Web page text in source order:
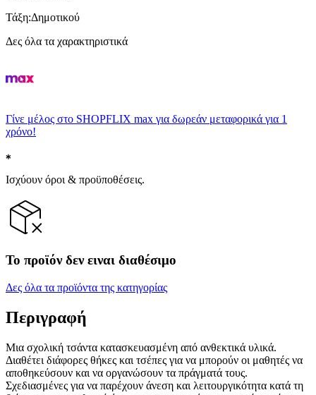
Τάξη:Δημοτικού
Δες όλα τα χαρακτηριστικά
Γίνε μέλος στο SHOPFLIX max για δωρεάν μεταφορικά για 1
χρόνο!
Ισχύουν όροι & προϋποθέσεις.
Το προϊόν δεν ειναι διαθέσιμο
Δες όλα τα προϊόντα της κατηγορίας
Περιγραφή
Μια σχολική τσάντα κατασκευασμένη από ανθεκτικά υλικά.
Διαθέτει διάφορες θήκες και τσέπες για να μπορούν οι μαθητές να
αποθηκεύσουν και να οργανώσουν τα πράγματά τους.
Σχεδιασμένες για να παρέχουν άνεση και λειτουργικότητα κατά τη